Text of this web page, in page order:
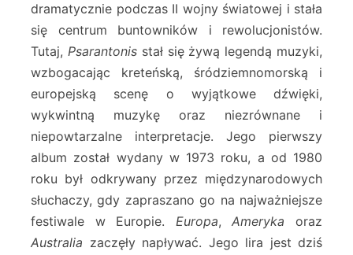
dramatycznie podczas II wojny światowej i stała
się centrum buntowników i rewolucjonistów.
Tutaj, Psarantonisstał się żywą legendą muzyki,
wzbogacając kreteńską, śródziemnomorską i
europejską scenę o wyjątkowe dźwięki,
wykwintną muzykę oraz niezrównane i
niepowtarzalne interpretacje. Jego pierwszy
album został wydany w 1973 roku, a od 1980
roku był odkrywany przez międzynarodowych
słuchaczy, gdy zapraszano go na najważniejsze
festiwale w Europie. Europa,Ameryka oraz
Australia zaczęły napływać. Jego lira jest dziś